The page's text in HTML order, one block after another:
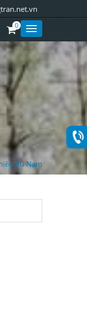
0
Toggle
Styles
Vũ Nam